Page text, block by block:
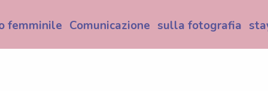
femminile Comunicazione sulla fotografia